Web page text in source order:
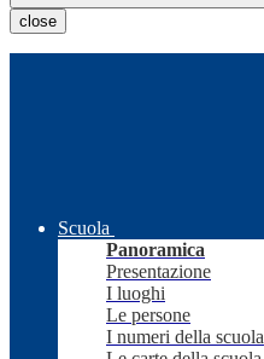
close
Scuola
Panoramica
Presentazione
I luoghi
Le persone
I numeri della scuola